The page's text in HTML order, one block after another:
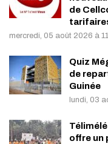
de
mercredi, 05 août 2026 à
Quiz
de
Guinée
lundi, 03
offre un